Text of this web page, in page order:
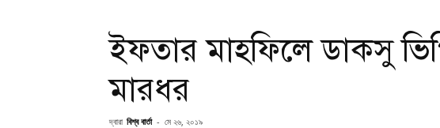
ইফতার মাহফিলে ডাকসু
মারধর
দ্বারা বিশ্ব বার্তা - মে ২৬, ২০১৯